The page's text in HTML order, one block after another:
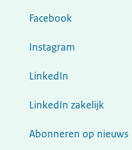
Facebook
Instagram
LinkedIn
LinkedIn zakelijk
Abonneren op nieuws